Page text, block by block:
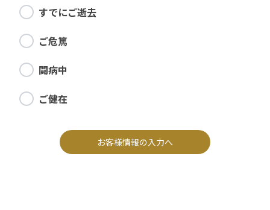
すでにご逝去
ご危篤
闘病中
ご健在
お客様情報の入力へ